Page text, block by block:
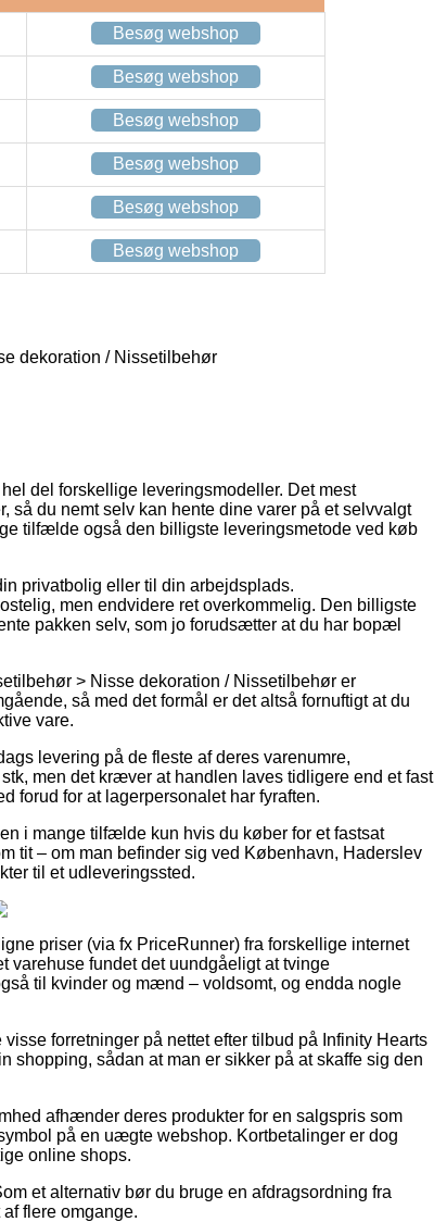
Besøg webshop
Besøg webshop
Besøg webshop
Besøg webshop
Besøg webshop
Besøg webshop
dekoration / Nissetilbehør
del forskellige leveringsmodeller. Det mest
du nemt selv kan hente dine varer på et selvvalgt
tilfælde også den billigste leveringsmetode ved køb
privatbolig eller til din arbejdsplads.
men endvidere ret overkommelig. Den billigste
pakken selv, som jo forudsætter at du har bopæl
> Nisse dekoration / Nissetilbehør er
så med det formål er det altså fornuftigt at du
vare.
levering på de fleste af deres varenumre,
men det kræver at handlen laves tidligere end et fast
forud for at lagerpersonalet har fyraften.
i mange tilfælde kun hvis du køber for et fastsat
tit – om man befinder sig ved København, Haderslev
til et udleveringssted.
priser (via fx PriceRunner) fra forskellige internet
varehuse fundet det uundgåeligt at tvinge
til kvinder og mænd – voldsomt, og endda nogle
forretninger på nettet efter tilbud på Infinity Hearts
sådan at man er sikker på at skaffe sig den
afhænder deres produkter for en salgspris som
på en uægte webshop. Kortbetalinger er dog
online shops.
et alternativ bør du bruge en afdragsordning fra
flere omgange.